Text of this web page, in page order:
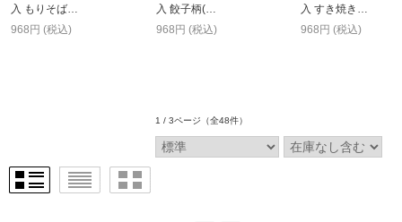
入 もりそば…
968円 (税込)
入 餃子柄(…
968円 (税込)
入 すき焼き…
968円 (税込)
1 / 3ページ （全48件）